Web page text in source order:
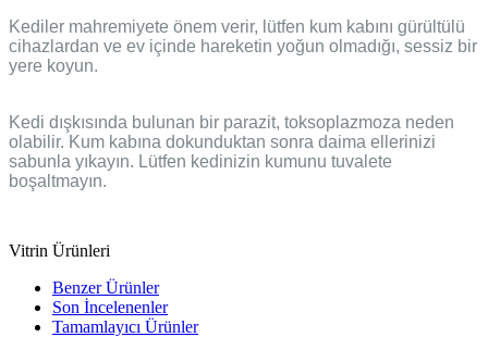
Kediler mahremiyete önem verir, lütfen kum kabını gürültülü
cihazlardan ve ev içinde hareketin yoğun olmadığı, sessiz bir
yere koyun.
Kedi dışkısında bulunan bir parazit, toksoplazmoza neden
olabilir. Kum kabına dokunduktan sonra daima ellerinizi
sabunla yıkayın. Lütfen kedinizin kumunu tuvalete
boşaltmayın.
Vitrin Ürünleri
Benzer Ürünler
Son İncelenenler
Tamamlayıcı Ürünler